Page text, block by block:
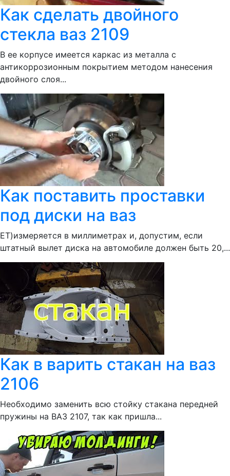
Как сделать двойного
стекла ваз 2109
В ее корпусе имеется каркас из металла с
антикоррозионным покрытием методом нанесения
двойного слоя...
Как поставить проставки
под диски на ваз
ЕТ)измеряется в миллиметрах и, допустим, если
штатный вылет диска на автомобиле должен быть 20,...
Как в варить стакан на ваз
2106
Необходимо заменить всю стойку стакана передней
пружины на ВАЗ 2107, так как пришла...